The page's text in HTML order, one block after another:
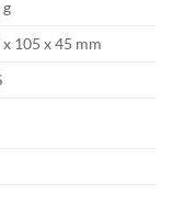
g
x 105 x 45 mm